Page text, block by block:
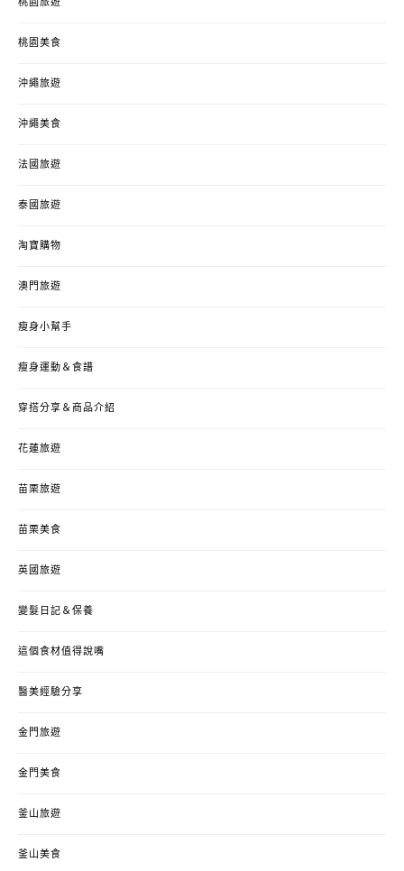
桃園旅遊
桃園美食
沖繩旅遊
沖繩美食
法國旅遊
泰國旅遊
淘寶購物
澳門旅遊
瘦身小幫手
瘦身運動＆食譜
穿搭分享＆商品介紹
花蓮旅遊
苗栗旅遊
苗栗美食
英國旅遊
變髮日記＆保養
這個食材值得說嘴
醫美經驗分享
金門旅遊
金門美食
釜山旅遊
釜山美食